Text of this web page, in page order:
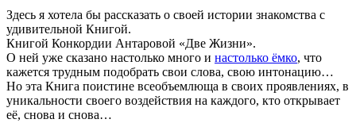
Здесь я хотела бы рассказать о своей истории знакомства с
удивительной Книгой.
Книгой Конкордии Антаровой «Две Жизни».
О ней уже сказано настолько много и настолько ёмко, что
кажется трудным подобрать свои слова, свою интонацию…
Но эта Книга поистине всеобъемлюща в своих проявлениях, в
уникальности своего воздействия на каждого, кто открывает
её, снова и снова…